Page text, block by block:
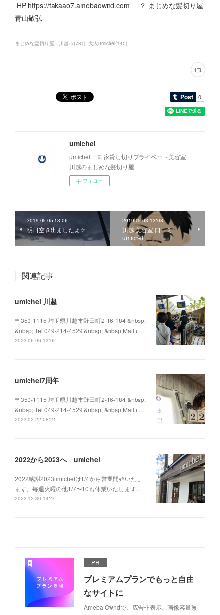
HP https://takaao7.amebaownd.com ？ まじめな髪切り屋
青山敬弘
まじめな髪切り屋 川越市(781) 大人umichel(140)
umichel
umichel 一軒家貸し切りプライベート美容室
川越のまじめな髪切り屋
フォロー
2019.05.05 13:06
明日空き出ましたよ☆
2019.05.03 13:08
川越 美容室 口コミ
umichel
関連記事
umichel 川越
〒350-1115 埼玉県川越市野田町2-16-184 &nbsp;
&nbsp; Tel 049-214-4529 &nbsp; &nbsp;Mail u…
2023.06.06 13:02
umichel7周年
〒350-1115 埼玉県川越市野田町2-16-184 &nbsp;
&nbsp; Tel 049-214-4529 &nbsp; &nbsp;Mail u…
2023.02.22 08:21
2022から2023へ umichel
2022感謝2023umichelは1/4から営業開始いたし
ます。毎週火曜の他1/7〜10も休業いたします…
2022.12.30 14:40
PR
プレミアムプランでもっと自由
なサイトに
Ameba Owndで、広告非表示、画像容量無